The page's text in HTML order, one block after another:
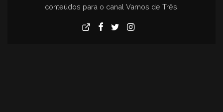
conteúdos para o canal Vamos de Três.